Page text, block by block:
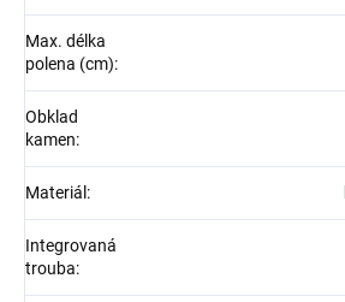
Max. délka
polena (cm):
Obklad
kamen:
Materiál :
Integrovaná
trouba: